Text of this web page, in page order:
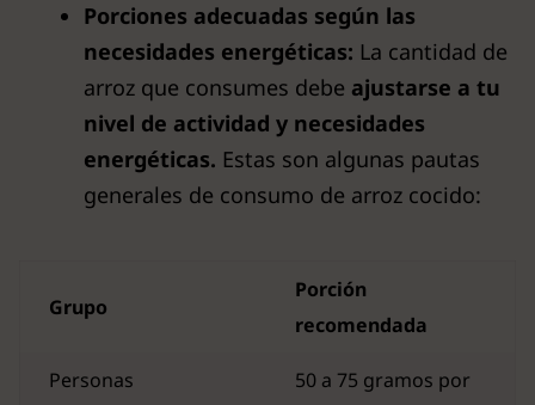
Porciones adecuadas según las
necesidades energéticas: La cantidad de
arroz que consumes debe ajustarse a tu
nivel de actividad y necesidades
energéticas. Estas son algunas pautas
generales de consumo de arroz cocido:
Grupo
Porción
recomendada
Personas
50 a 75 gramos por